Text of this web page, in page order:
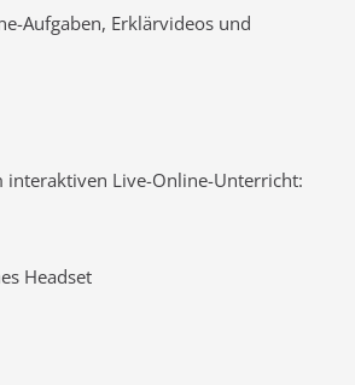
Aufgaben, Erklärvideos und
interaktiven Live-Online-Unterricht:
Headset